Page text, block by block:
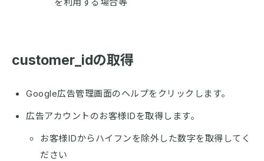
customer_idの取得
Google広告管理画面のヘルプをクリックします。
広告アカウントのお客様IDを取得します。
お客様IDからハイフンを除外した数字を取得してく
ださい